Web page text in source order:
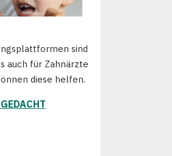
sind
auch für Zahnärzte
diese helfen.